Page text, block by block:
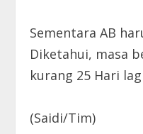
Sementara AB
Diketahui, masa
kurang 25 Hari
(Saidi/Tim)